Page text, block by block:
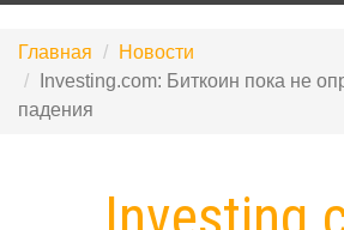
Главная
Новости
Investing.com: Биткоин пока не
падения